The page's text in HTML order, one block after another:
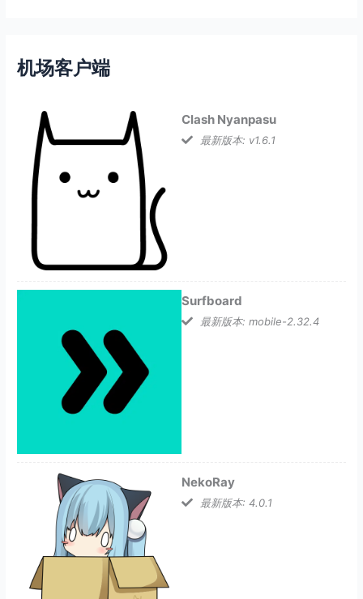
机场客户端
Clash Nyanpasu
最新版本: v1.6.1
Surfboard
最新版本: mobile-2.32.4
NekoRay
最新版本: 4.0.1